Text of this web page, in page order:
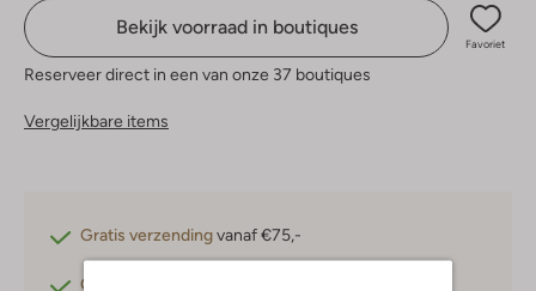
Bekijk voorraad in boutiques
Favoriet
Reserveer direct in een van onze 37 boutiques
Vergelijkbare items
Gratis verzendingvanaf €75,-
Gratis retourneren